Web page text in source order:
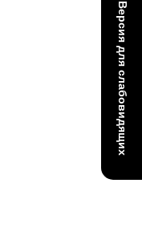
Версия для слабовидящих